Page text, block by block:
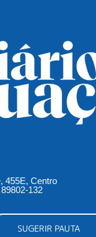
455E, Centro
132
SUGERIR PAUTA